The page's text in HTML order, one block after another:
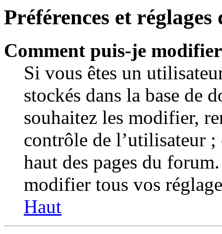
Préférences et
Comment puis-je modifier
Si vous êtes un
stockés dans la base de
souhaitez les modifier,
contrôle de l’utilisateur ;
haut des pages du
modifier tous vos
Haut